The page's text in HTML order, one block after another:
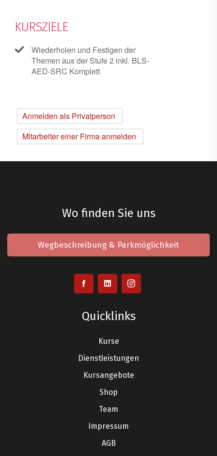
KURSZIELE
Wiederholen und Festigen der
Themen aus der Stufe 2 inkl. BLS-
AED-SRC Komplett
Anmelden als Privatperson
Mitarbeiter einer Firma anmelden
Wo finden Sie uns
Wegbeschreibung & Parkmöglichkeit
Quicklinks
Kurse
Dienstleistungen
Kursangebote
Shop
Team
Impressum
AGB